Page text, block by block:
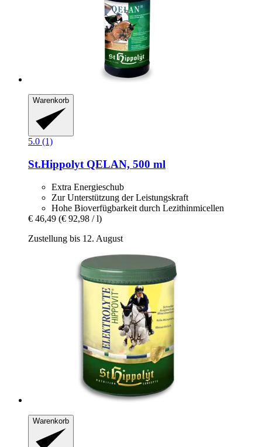
Warenkorb
5.0 (1)
St.Hippolyt QELAN, 500 ml
Extra Energieschub
Zur Unterstützung der Leistungskraft
Hohe Bioverfügbarkeit durch Lezithinmicellen
€ 46,49 (€ 92,98 / l)
Zustellung bis 12. August
Warenkorb